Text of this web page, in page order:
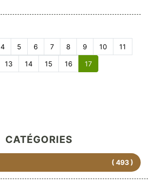
4 5 6 7 8 9 10 11
13 14 15 16 17
CATÉGORIES
( 493 )